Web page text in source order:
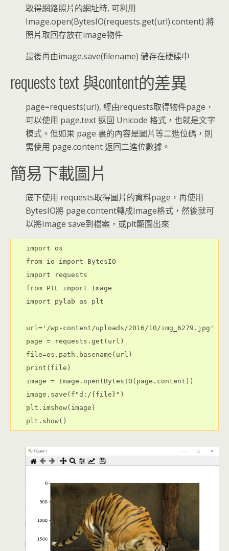
取得網路照片的網址時, 可利用
Image.open(BytesIO(requests.get(url).content) 將
照片取回存放在image物件
最後再由image.save(filename) 儲存在硬碟中
requests text 與content的差異
page=requests(url), 經由requests取得物件page，
可以使用 page.text 返回 Unicode 格式，也就是文字
模式。但如果 page 裏的內容是圖片等二進位碼，則
需使用 page.content 返回二進位數據。
簡易下載圖片
底下使用 requests取得圖片的資料page，再使用
BytesIO將 page.content轉成Image格式，然後就可
以將Image save到檔案，或plt顯圖出來
import os
from io import BytesIO
import requests
from PIL import Image
import pylab as plt
url='/wp-content/uploads/2016/10/img_6279.jpg'
page = requests.get(url)
file=os.path.basename(url)
print(file)
image = Image.open(BytesIO(page.content))
image.save(f"d:/{file}")
plt.imshow(image)
plt.show()